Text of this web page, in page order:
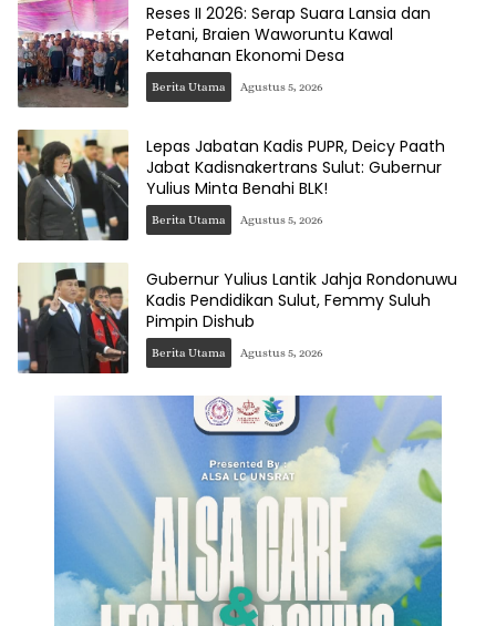
Reses II 2026: Serap Suara Lansia dan
Petani, Braien Waworuntu Kawal
Ketahanan Ekonomi Desa
Berita Utama Agustus 5, 2026
Lepas Jabatan Kadis PUPR, Deicy Paath
Jabat Kadisnakertrans Sulut: Gubernur
Yulius Minta Benahi BLK!
Berita Utama Agustus 5, 2026
Gubernur Yulius Lantik Jahja Rondonuwu
Kadis Pendidikan Sulut, Femmy Suluh
Pimpin Dishub
Berita Utama Agustus 5, 2026